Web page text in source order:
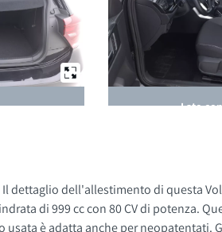
Lato
dettaglio dell'allestimento di questa
di 999 cc con 80 CV di potenza.
anche per neopatentati. Gli esterni sono